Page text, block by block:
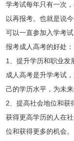
学考试每年只有一次
以再报考。也就是说
可以一直参加入学考
报考成人高考的好处：
1、提升学历和职业发
成人高考是升学考试
己的学历水平，为未
2、提高社会地位和获
获得更高学历的人在
位和获得更多的机会。